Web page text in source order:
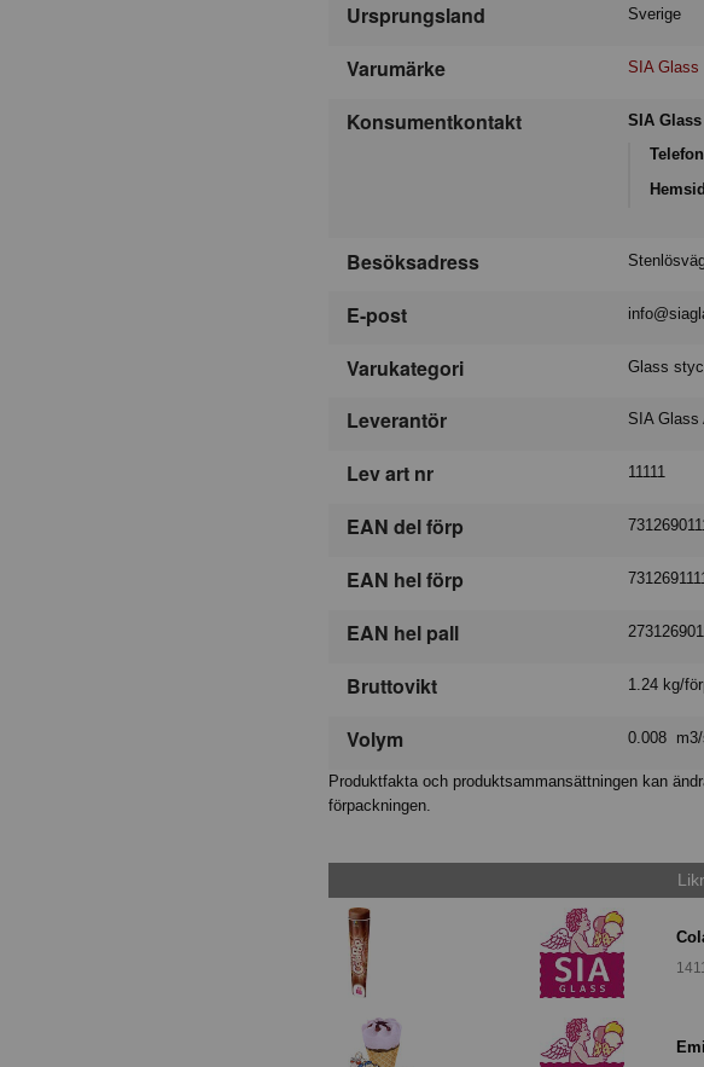
Ursprungsland Sverige
Varumärke SIA Glass
Konsumentkontakt
SIA
Telefon
Besöksadress
E-post
Varukategori Glass
Leverantör SIA Glass
Lev art nr 11111
EAN del förp
EAN hel förp
EAN hel pall
Bruttovikt 1.24 kg/
Volym 0.008
Produktfakta och produktsammansättningen kan
förpackningen.